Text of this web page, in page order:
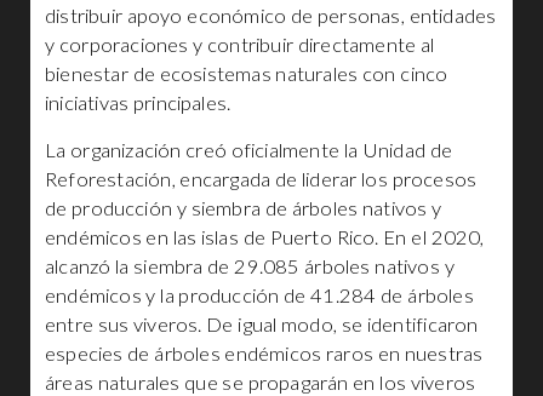
distribuir apoyo económico de personas, entidades
y corporaciones y contribuir directamente al
bienestar de ecosistemas naturales con cinco
iniciativas principales.
La organización creó oficialmente la Unidad de
Reforestación, encargada de liderar los procesos
de producción y siembra de árboles nativos y
endémicos en las islas de Puerto Rico. En el 2020,
alcanzó la siembra de 29.085 árboles nativos y
endémicos y la producción de 41.284 de árboles
entre sus viveros. De igual modo, se identificaron
especies de árboles endémicos raros en nuestras
áreas naturales que se propagarán en los viveros